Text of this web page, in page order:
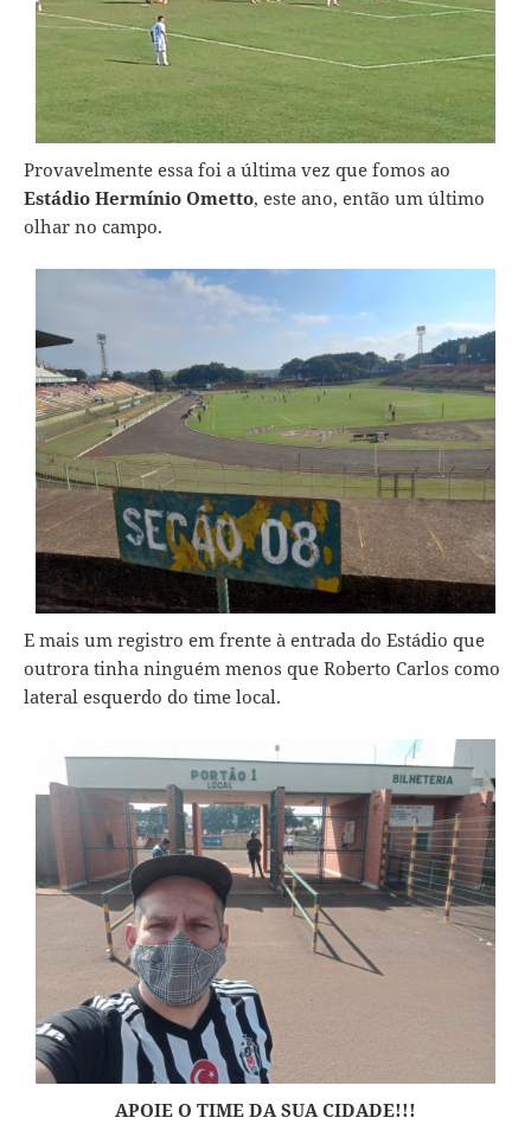
Provavelmente essa foi a última vez que fomos ao
Estádio Hermínio Ometto, este ano, então um último
olhar no campo.
E mais um registro em frente à entrada do Estádio que
outrora tinha ninguém menos que Roberto Carlos como
lateral esquerdo do time local.
APOIE O TIME DA SUA CIDADE!!!